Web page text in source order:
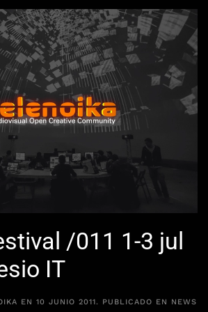
/011 1-3 jul
IT
EN 10 JUNIO 2011. PUBLICADO EN NEWS